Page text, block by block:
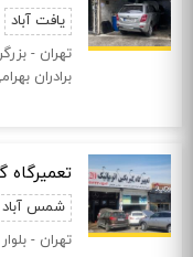
یافت آباد
تهران -
برادران
تعمیرگاه گیربکس
شمس آباد
تهران -